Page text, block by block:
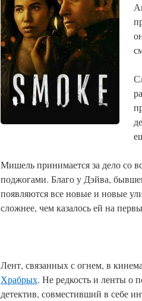
Мишель принимается за дело со
поджогами. Благо у Дэйва,
появляются все новые и новые
сложнее, чем казалось ей на
Лент, связанных с огнем, в
Храбрых. Не редкость и ленты о
детектив, совместивший в себе